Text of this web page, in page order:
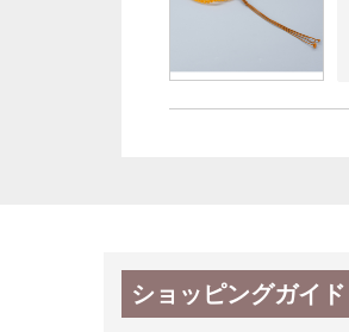
ショッピングガイド